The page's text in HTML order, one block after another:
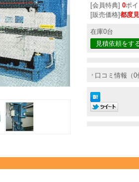
[会員特典] 0ポ
[販売価格]都度
在庫0台
見積依頼をす
口コミ情報（0